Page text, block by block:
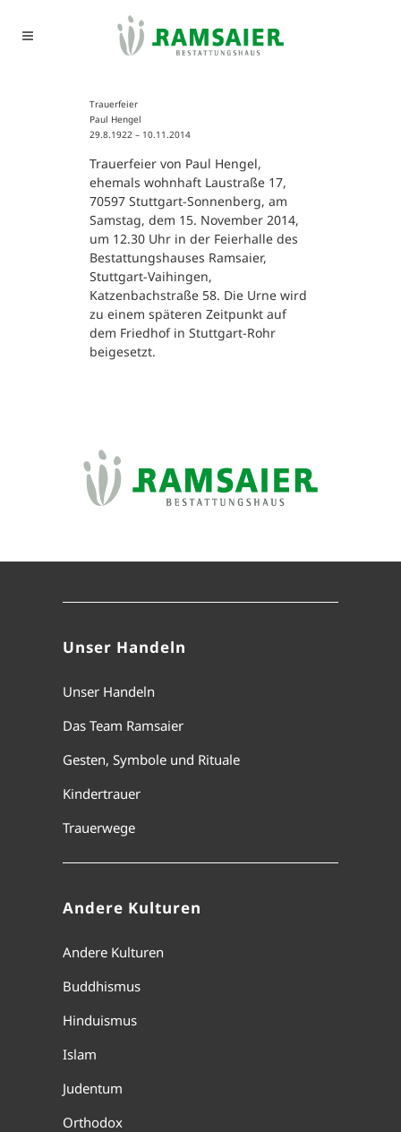
Trauerfeier
Paul Hengel
29.8.1922 – 10.11.2014
Trauerfeier von Paul Hengel,
ehemals wohnhaft Laustraße 17,
70597 Stuttgart-Sonnenberg, am
Samstag, dem 15. November 2014,
um 12.30 Uhr in der Feierhalle des
Bestattungshauses Ramsaier,
Stuttgart-Vaihingen,
Katzenbachstraße 58. Die Urne wird
zu einem späteren Zeitpunkt auf
dem Friedhof in Stuttgart-Rohr
beigesetzt.
Unser Handeln
Unser Handeln
Das Team Ramsaier
Gesten, Symbole und Rituale
Kindertrauer
Trauerwege
Andere Kulturen
Andere Kulturen
Buddhismus
Hinduismus
Islam
Judentum
Orthodox